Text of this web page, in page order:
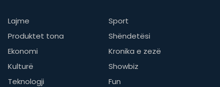
Lajme
Sport
Produktet tona
Shëndetësi
Ekonomi
Kronika e zezë
Kulturë
Showbiz
Teknologji
Fun